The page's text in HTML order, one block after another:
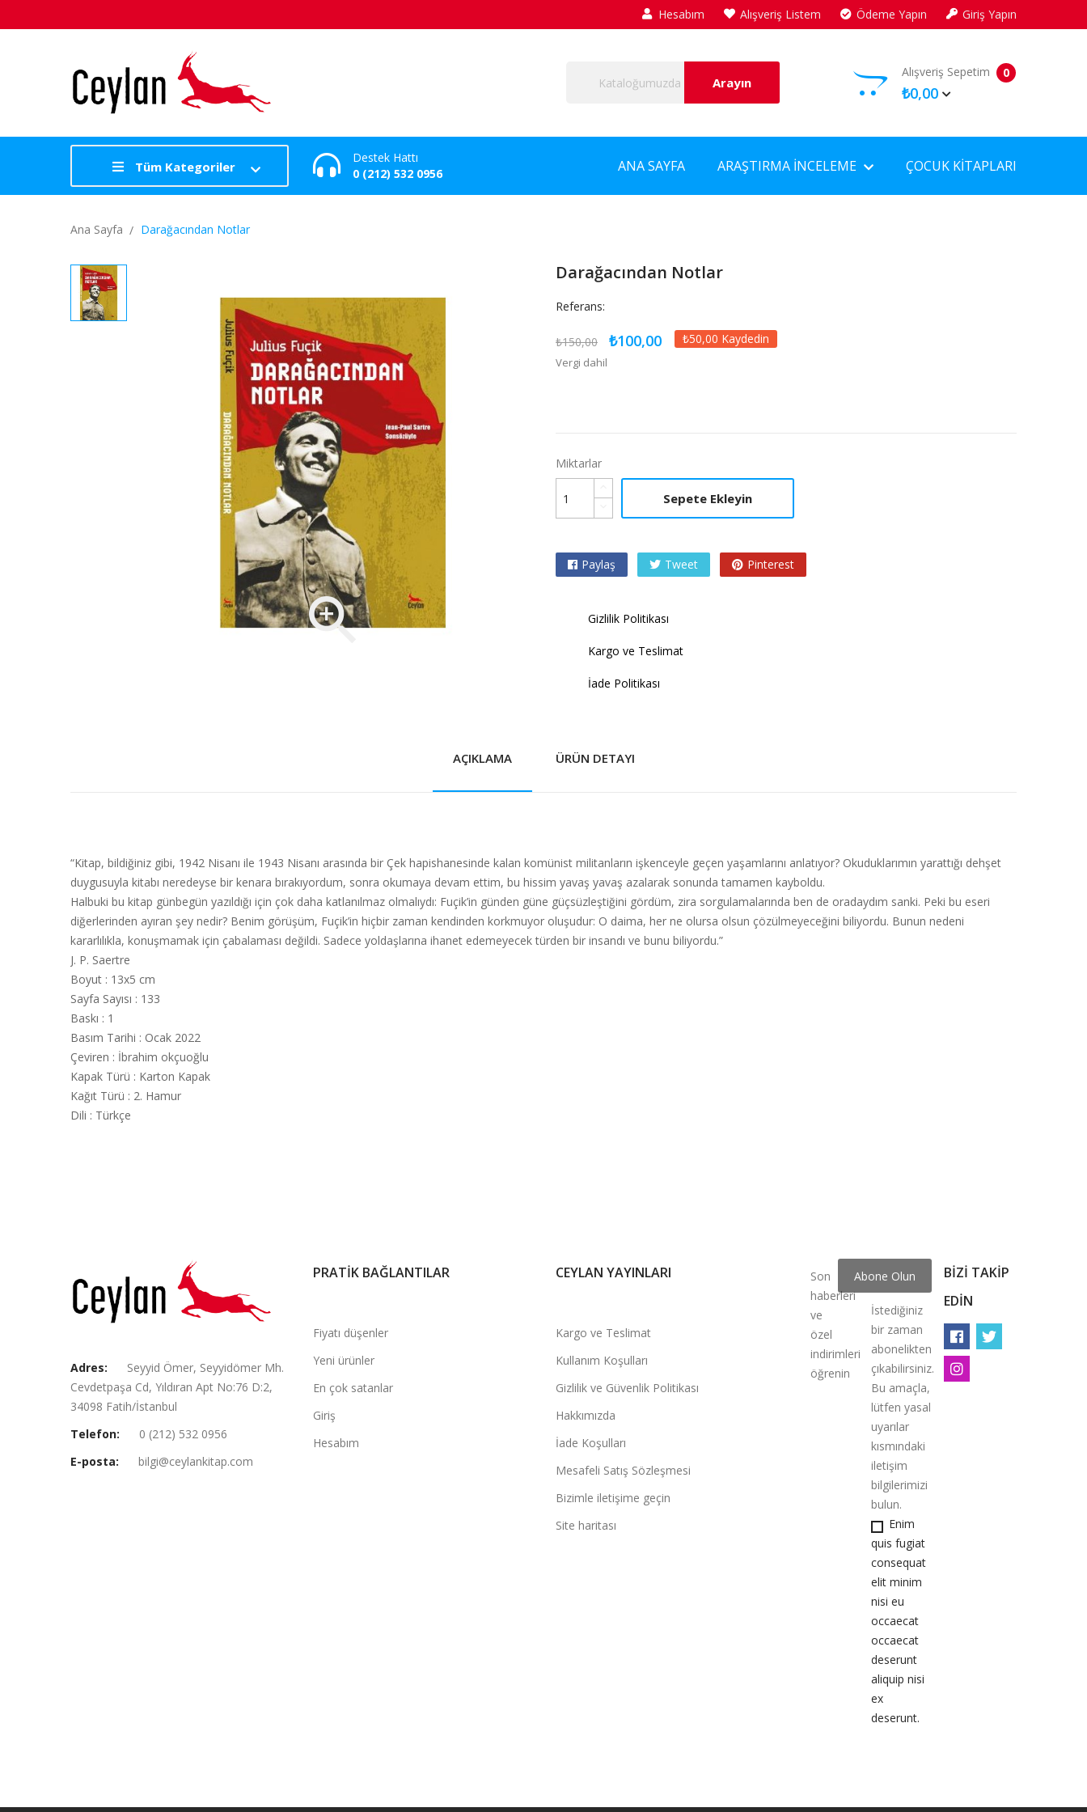
Hesabım Alışveriş Listem Ödeme Yapın Giriş Yapın
Alışveriş Sepetim 0
₺0,00
Arayın
Tüm Kategoriler
Destek Hattı
0 (212) 532 0956
ANA SAYFA ARAŞTIRMA İNCELEME ÇOCUK KITAPLARI
Ana Sayfa Darağacından Notlar

Darağacından Notlar
Referans:
₺150,00 ₺100,00 ₺50,00 Kaydedin
Vergi dahil
Miktarlar
Sepete Ekleyin
Paylaş Tweet Pinterest
Gizlilik Politikası
Kargo ve Teslimat
İade Politikası
AÇIKLAMA ÜRÜN DETAYI
“Kitap, bildiğiniz gibi, 1942 Nisanı ile 1943 Nisanı arasında bir Çek hapishanesinde kalan komünist militanların işkenceyle geçen yaşamlarını anlatıyor? Okuduklarımın yarattığı dehşet
duygusuyla kitabı neredeyse bir kenara bırakıyordum, sonra okumaya devam ettim, bu hissim yavaş yavaş azalarak sonunda tamamen kayboldu.
Halbuki bu kitap günbegün yazıldığı için çok daha katlanılmaz olmalıydı: Fuçik’in günden güne güçsüzleştiğini gördüm, zira sorgulamalarında ben de oradaydım sanki. Peki bu eseri
diğerlerinden ayıran şey nedir? Benim görüşüm, Fuçik’in hiçbir zaman kendinden korkmuyor oluşudur: O daima, her ne olursa olsun çözülmeyeceğini biliyordu. Bunun nedeni
kararlılıkla, konuşmamak için çabalaması değildi. Sadece yoldaşlarına ihanet edemeyecek türden bir insandı ve bunu biliyordu.”
J. P. Saertre
Boyut : 13x5 cm
Sayfa Sayısı : 133
Baskı : 1
Basım Tarihi : Ocak 2022
Çeviren : İbrahim okçuoğlu
Kapak Türü : Karton Kapak
Kağıt Türü : 2. Hamur
Dili : Türkçe
Adres:
Seyyid Ömer, Seyyidömer Mh.
Cevdetpaşa Cd, Yıldıran Apt No:76 D:2,
34098 Fatih/İstanbul
Telefon:
0 (212) 532 0956
E-posta:
bilgi@ceylankitap.com
PRATİK BAĞLANTILAR
Fiyatı düşenler
Yeni ürünler
En çok satanlar
Giriş
Hesabım
CEYLAN YAYINLARI
Kargo ve Teslimat
Kullanım Koşulları
Gizlilik ve Güvenlik Politikası
Hakkımızda
İade Koşulları
Mesafeli Satış Sözleşmesi
Bizimle iletişime geçin
Site haritası
Son
haberleri
ve
özel
indirimleri
öğrenin
İstediğiniz
bir zaman
abonelikten
çıkabilirsiniz.
Bu amaçla,
lütfen yasal
uyarılar
kısmındaki
iletişim
bilgilerimizi
bulun.
Enim
quis fugiat
consequat
elit minim
nisi eu
occaecat
occaecat
deserunt
aliquip nisi
ex
deserunt.
BIZI TAKIP
EDIN